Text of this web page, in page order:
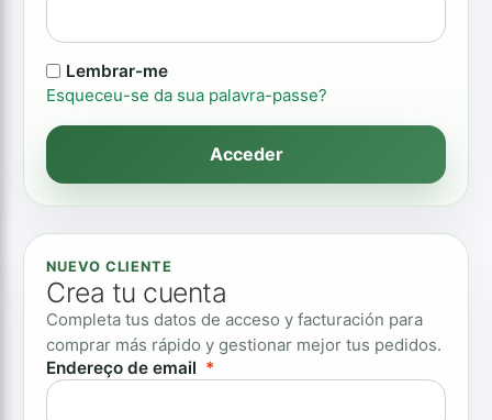
Lembrar-me
Esqueceu-se da sua palavra-passe?
Acceder
NUEVO CLIENTE
Crea tu cuenta
Completa tus datos de acceso y facturación para
comprar más rápido y gestionar mejor tus pedidos.
Endereço de email *